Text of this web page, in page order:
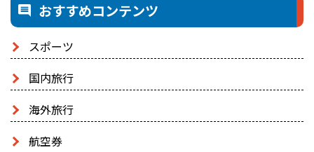
おすすめコンテンツ
スポーツ
国内旅行
海外旅行
航空券